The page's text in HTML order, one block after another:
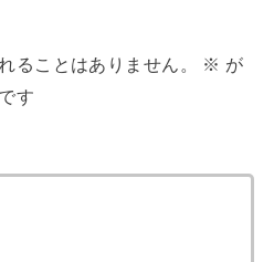
ることはありません。 ※ が
す